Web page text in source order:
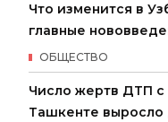
Что изменится в
главные
ОБЩЕСТВО
Число жертв ДТП с
Ташкенте выросло